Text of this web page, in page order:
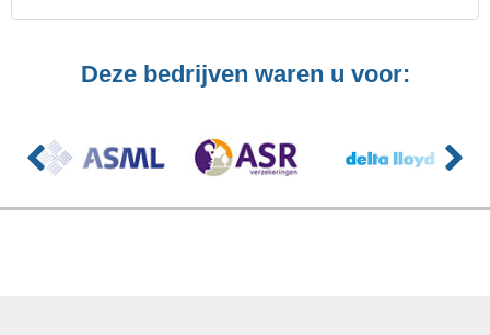
Deze bedrijven waren u voor: